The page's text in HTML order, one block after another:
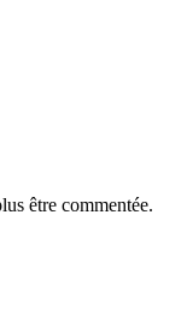
être commentée.